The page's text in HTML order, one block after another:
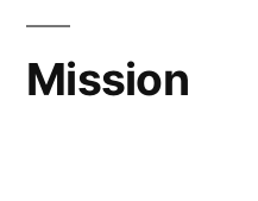
Mission